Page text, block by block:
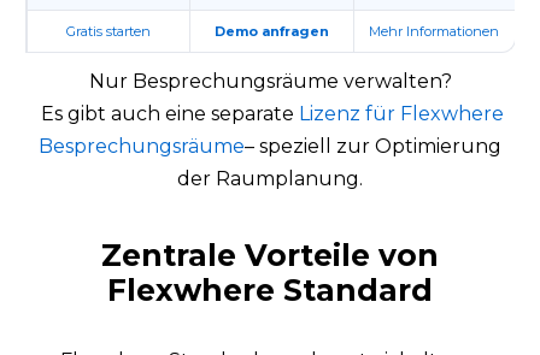
Gratis starten Demo anfragen Mehr Informationen
Nur Besprechungsräume verwalten?
Es gibt auch eine separate Lizenz für Flexwhere
Besprechungsräume– speziell zur Optimierung
der Raumplanung.
Zentrale Vorteile von
Flexwhere Standard